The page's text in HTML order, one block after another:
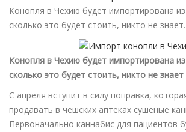
Конопля в Чехию будет импортирована
сколько это будет стоить, никто не знает.
Конопля в Чехию будет импортирована
сколько это будет стоить, никто не знает
С апреля вступит в силу поправка,
продавать в чешских аптеках сушеные
Первоначально каннабис для пациентов